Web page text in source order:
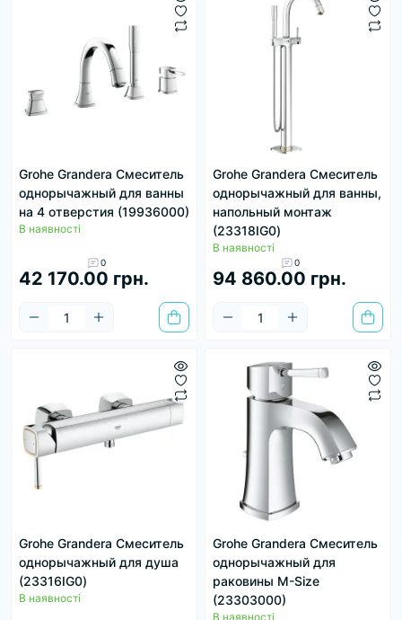
Grohe Grandera Смеситель
однорычажный для ванны
на 4 отверстия (19936000)
В наявності
0
42 170.00 грн.
Grohe Grandera Смеситель
однорычажный для ванны,
напольный монтаж
(23318IG0)
В наявності
0
94 860.00 грн.
Grohe Grandera Смеситель
однорычажный для душа
(23316IG0)
В наявності
Grohe Grandera Смеситель
однорычажный для
раковины M-Size
(23303000)
В наявності